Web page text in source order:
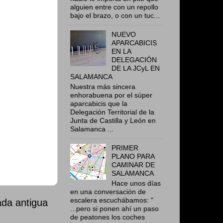
antigua
alguien entre con un repollo
bajo el brazo, o con un tuc...
NUEVO
APARCABICIS
EN LA
DELEGACIÓN
DE LA JCyL EN
SALAMANCA
Nuestra más sincera
enhorabuena por el súper
aparcabicis que la
Delegación Territorial de la
Junta de Castilla y León en
Salamanca ...
PRIMER
PLANO PARA
CAMINAR DE
SALAMANCA
Hace unos días
en una conversación de
escalera escuchábamos: "
...pero si ponen ahí un paso
de peatones los coches